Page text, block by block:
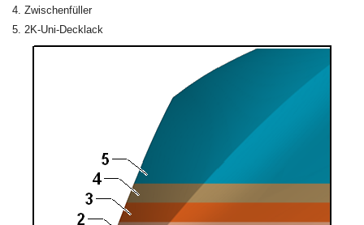
Zwischenfüller
2K-Uni-Decklack